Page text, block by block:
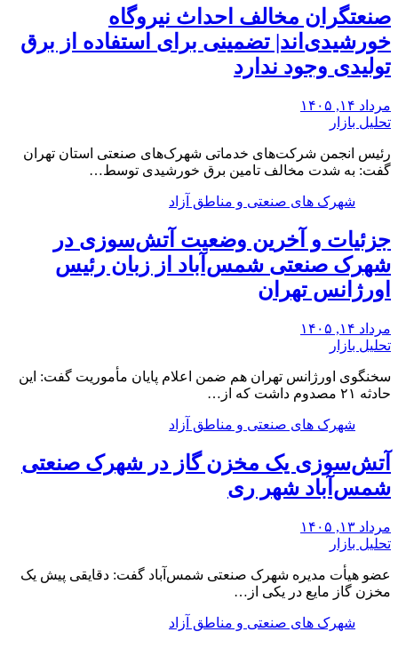
صنعتگران مخالف احداث نیروگاه
خورشیدی‌اند| تضمینی برای استفاده از برق
تولیدی وجود ندارد
مرداد ۱۴, ۱۴۰۵
تحلیل بازار
رئیس انجمن شرکت‌های خدماتی شهرک‌های صنعتی استان تهران
گفت: به شدت مخالف تامین برق خورشیدی توسط…
شهرک های صنعتی و مناطق آزاد
جزئیات و آخرین وضعیت آتش‌سوزی در
شهرک صنعتی شمس‌آباد از زبان رئیس
اورژانس تهران
مرداد ۱۴, ۱۴۰۵
تحلیل بازار
سخنگوی اورژانس تهران هم ضمن اعلام پایان مأموریت گفت: این
حادثه ۲۱ مصدوم داشت که از…
شهرک های صنعتی و مناطق آزاد
آتش‌سوزی یک مخزن گاز در شهرک صنعتی
شمس‌آباد شهر ری
مرداد ۱۳, ۱۴۰۵
تحلیل بازار
عضو هیأت مدیره شهرک صنعتی شمس‌آباد گفت: دقایقی پیش یک
مخزن گاز مایع در یکی از…
شهرک های صنعتی و مناطق آزاد